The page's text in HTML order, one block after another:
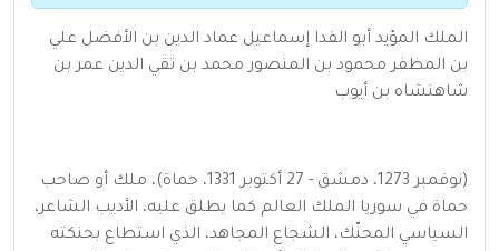
الملك المؤيد أبو الفدا إسماعيل عماد الدين بن الأفضل علي
بن المظفر محمود بن المنصور محمد بن تقي الدين عمر بن
شاهنشاه بن أيوب
(نوفمبر 1273، دمشق - 27 أكتوبر 1331، حماة)، ملك أو صاحب
حماة في سوريا الملك العالم كما يطلق عليه، الأديب الشاعر،
السياسي المحنّك، الشجاع المجاهد، الذي استطاع بحنكته